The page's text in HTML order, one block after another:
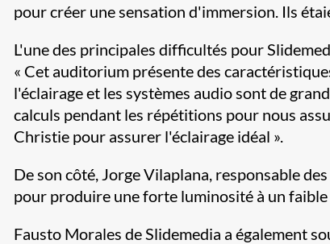
pour créer une sensation d'immersion. Ils
L'une des principales difficultés pour
« Cet auditorium présente des
l'éclairage et les systèmes audio sont de
calculs pendant les répétitions pour nous
Christie pour assurer l'éclairage idéal ».
De son côté, Jorge Vilaplana, responsable
pour produire une forte luminosité à un
Fausto Morales de Slidemedia a également